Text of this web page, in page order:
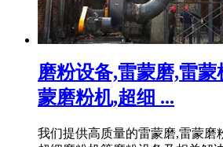
磨粉设备,雷蒙磨,雷
蒙磨粉机,超细 ...
我们提供高质量的雷蒙磨,雷蒙磨